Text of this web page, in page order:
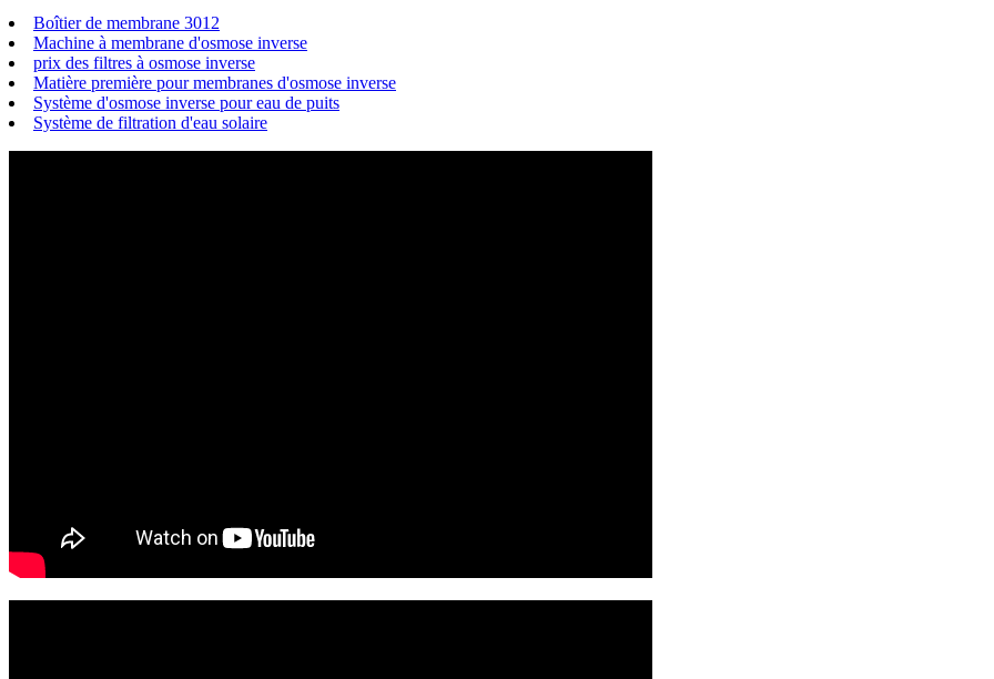
Boîtier de membrane 3012
Machine à membrane d'osmose inverse
prix des filtres à osmose inverse
Matière première pour membranes d'osmose inverse
Système d'osmose inverse pour eau de puits
Système de filtration d'eau solaire